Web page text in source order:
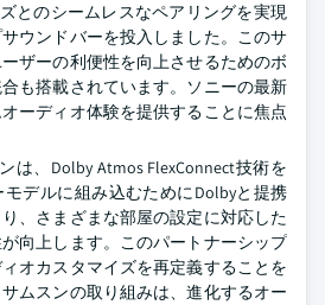
ズとのシームレスなペアリングを実現
ウンドバーを投入しました。このサ
ザーの利便性を向上させるためのボ
も搭載されています。ソニーの最新
ーディオ体験を提供することに焦点
は、Dolby Atmos FlexConnect技術を
デルに組み込むためにDolbyと提携
、さまざまな部屋の設定に対応した
向上します。このパートナーシップ
オカスタマイズを再定義することを
ムスンの取り組みは、進化するオー